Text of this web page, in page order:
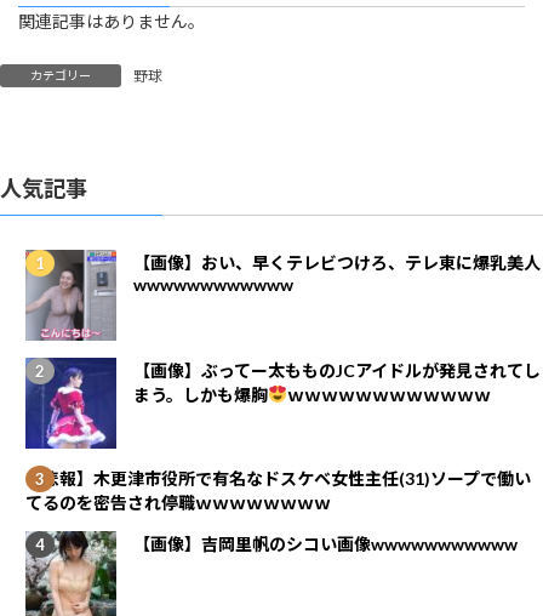
関連記事はありません。
カテゴリー 野球
人気記事
【画像】おい、早くテレビつけろ、テレ東に爆乳美人
wwwwwwwwwwww
【画像】ぶってー太もものJCアイドルが発見されてし
まう。しかも爆胸
ｗｗｗｗｗｗｗｗｗｗｗｗ
【悲報】木更津市役所で有名なドスケベ女性主任(31)ソープで働い
てるのを密告され停職ｗｗｗｗｗｗｗｗ
【画像】吉岡里帆のシコい画像wwwwwwwwwww